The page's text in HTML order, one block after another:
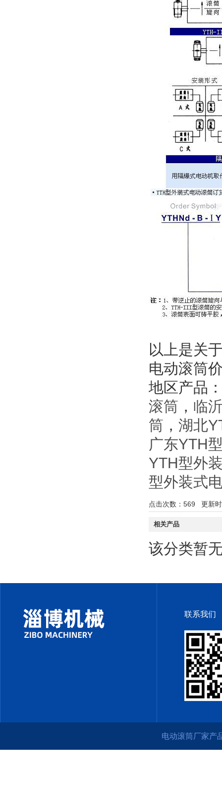
以上是关
电动滚筒
地区产品
滚筒 ， 临
筒 ， 湖北
广东YTH
YTH型外
型外装式
点击次数： 569 更新
相关产品
该分类暂
联系我们
电动滚筒厂家产